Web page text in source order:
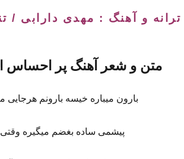
ترانه و آهنگ : مهدی دارابی /
متن و شعر آهنگ پر احساس
بارون میباره خیسه بارونم هرجایی
پیشمی ساده بغضم میگیره